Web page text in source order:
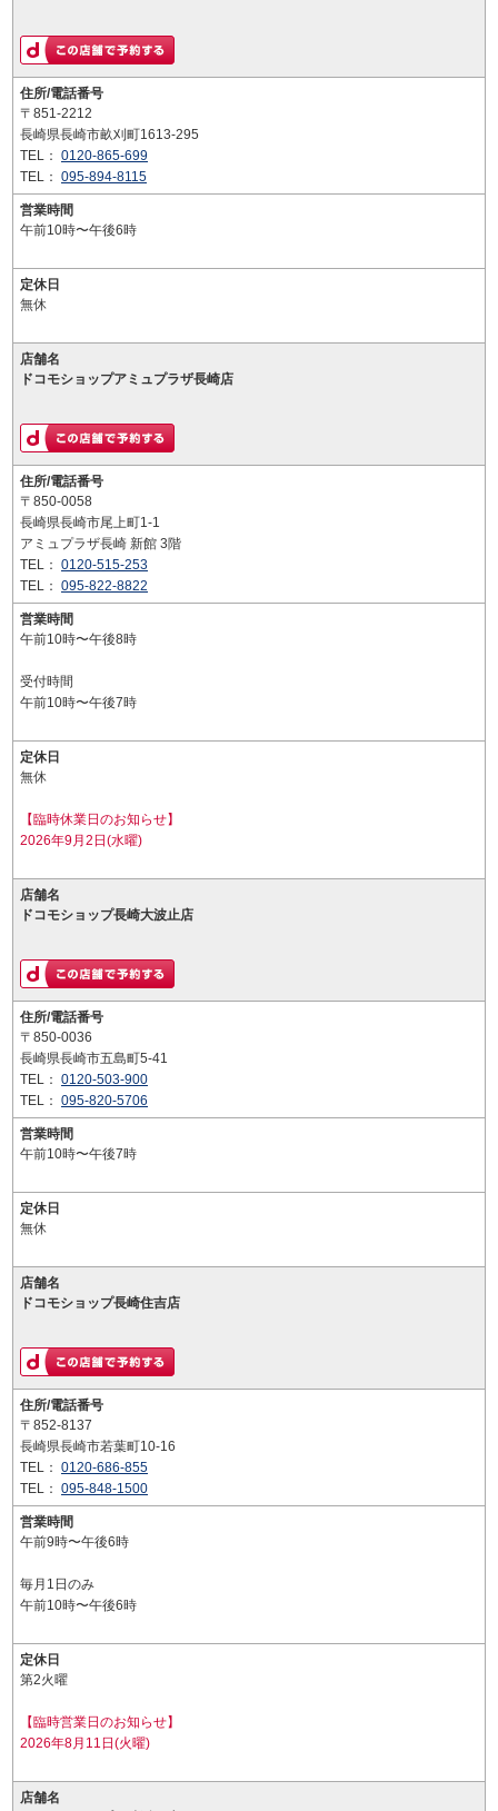
住所/電話番号
〒851-2212
長崎県長崎市畝刈町1613-295
TEL： 0120-865-699
TEL： 095-894-8115
営業時間
午前10時〜午後6時
定休日
無休
店舗名
ドコモショップアミュプラザ長崎店
住所/電話番号
〒850-0058
長崎県長崎市尾上町1-1
アミュプラザ長崎 新館 3階
TEL： 0120-515-253
TEL： 095-822-8822
営業時間
午前10時〜午後8時
受付時間
午前10時〜午後7時
定休日
無休
【臨時休業日のお知らせ】
2026年9月2日(水曜)
店舗名
ドコモショップ長崎大波止店
住所/電話番号
〒850-0036
長崎県長崎市五島町5-41
TEL： 0120-503-900
TEL： 095-820-5706
営業時間
午前10時〜午後7時
定休日
無休
店舗名
ドコモショップ長崎住吉店
住所/電話番号
〒852-8137
長崎県長崎市若葉町10-16
TEL： 0120-686-855
TEL： 095-848-1500
営業時間
午前9時〜午後6時
毎月1日のみ
午前10時〜午後6時
定休日
第2火曜
【臨時営業日のお知らせ】
2026年8月11日(火曜)
店舗名